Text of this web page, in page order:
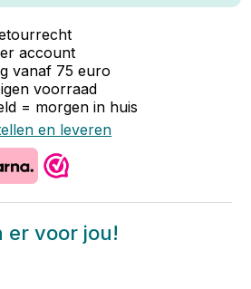
account
vanaf 75 euro
voorraad
= morgen in huis
en leveren
er voor jou!